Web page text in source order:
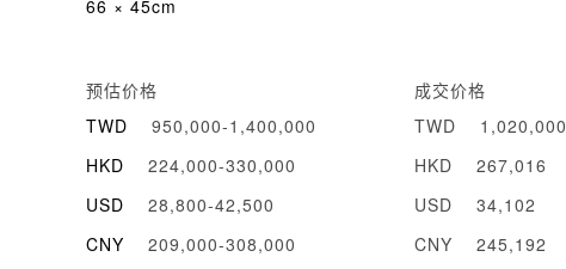
66 × 45cm
预估价格
TWD
950,000-1,400,000
HKD
224,000-330,000
USD
28,800-42,500
CNY
209,000-308,000
成交价格
TWD
1,020,000
HKD
267,016
USD
34,102
CNY
245,192